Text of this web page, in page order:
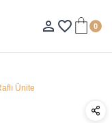
person_outline favorite_border 0
Ünite